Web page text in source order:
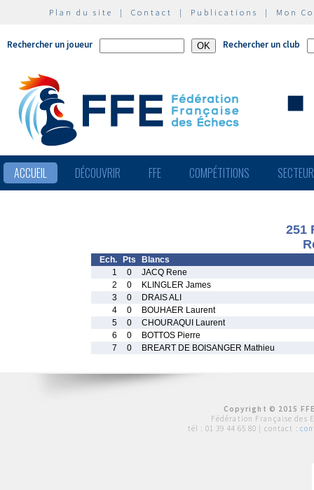
Plan du site | Contact | Publications | Mon
Rechercher un joueur Rechercher un club
ACCUEIL DÉCOUVRIR FFE COMPÉTITIONS
251
Ech. Pts
Blancs
1
0
JACQ Rene
2
0
KLINGLER James
3
0
DRAIS ALI
4
0
BOUHAER Laurent
5
0
CHOURAQUI Laurent
6
0
BOTTOS Pierre
7
0 BREART DE BOISANGER Mathieu
Copyright © 2015
Fédération Française des
tél : 01 39 44 65 80 | contact :